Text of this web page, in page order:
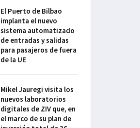
El Puerto de Bilbao
implanta el nuevo
sistema automatizado
de entradas y salidas
para pasajeros de fuera
de la UE
Mikel Jauregi visita los
nuevos laboratorios
digitales de ZIV que, en
el marco de su plan de